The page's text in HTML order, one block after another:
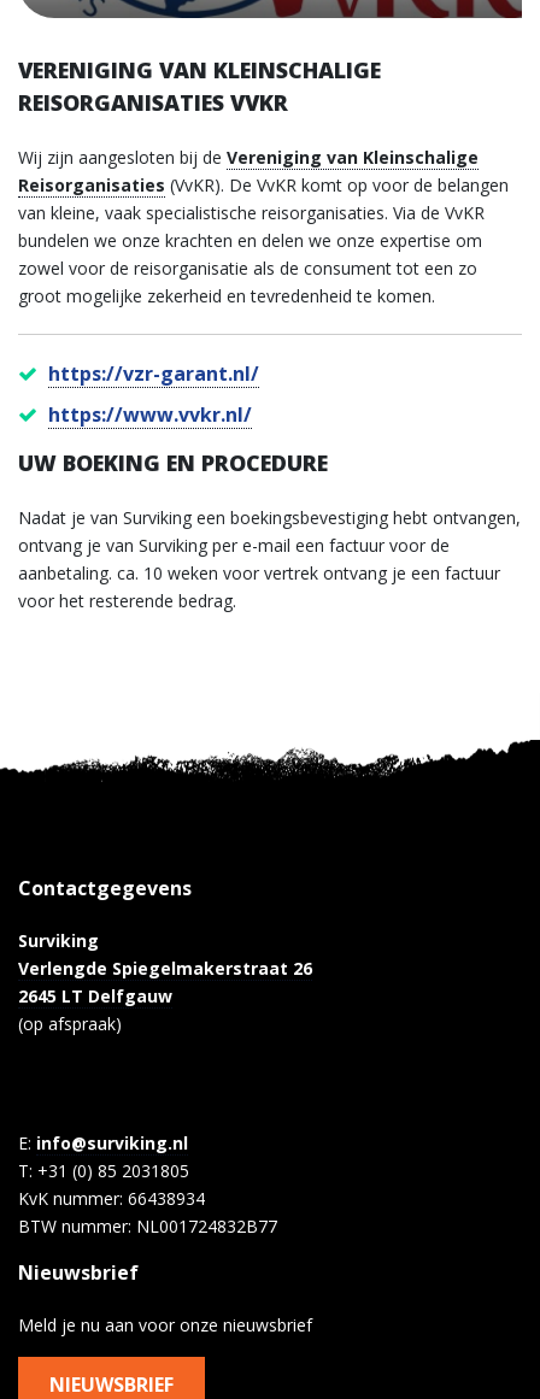
VERENIGING VAN KLEINSCHALIGE
REISORGANISATIES VVKR
Wij zijn aangesloten bij de Vereniging van Kleinschalige
Reisorganisaties (VvKR). De VvKR komt op voor de belangen
van kleine, vaak specialistische reisorganisaties. Via de VvKR
bundelen we onze krachten en delen we onze expertise om
zowel voor de reisorganisatie als de consument tot een zo
groot mogelijke zekerheid en tevredenheid te komen.
https://vzr-garant.nl/
https://www.vvkr.nl/
UW BOEKING EN PROCEDURE
Nadat je van Surviking een boekingsbevestiging hebt ontvangen,
ontvang je van Surviking per e-mail een factuur voor de
aanbetaling. ca. 10 weken voor vertrek ontvang je een factuur
voor het resterende bedrag.
Contactgegevens
Surviking
Verlengde Spiegelmakerstraat 26
2645 LT Delfgauw
(op afspraak)
E: info@surviking.nl
T: +31 (0) 85 2031805
KvK nummer: 66438934
BTW nummer: NL001724832B77
Nieuwsbrief
Meld je nu aan voor onze nieuwsbrief
NIEUWSBRIEF